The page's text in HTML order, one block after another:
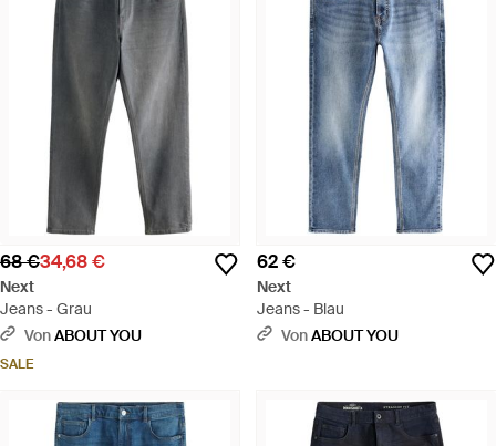
68 €34,68 €
Next
Jeans - Grau
VonABOUT YOU
SALE
62 €
Next
Jeans - Blau
VonABOUT YOU